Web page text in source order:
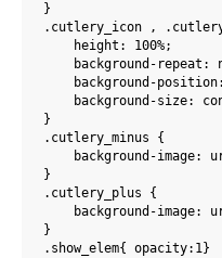
}
.cutlery_icon ,
    height: 100%;
background-repeat:
background-
background-size:
}
.cutlery_minus {
background-image:
}
.cutlery_plus {
background-image:
}
.show_elem{ opacity:1}